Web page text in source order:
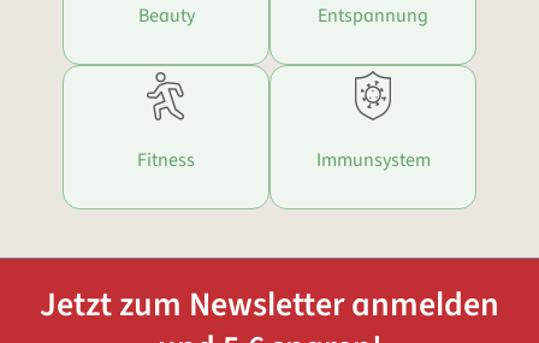
Beauty Entspannung
Fitness Immunsystem
Jetzt zum Newsletter anmelden